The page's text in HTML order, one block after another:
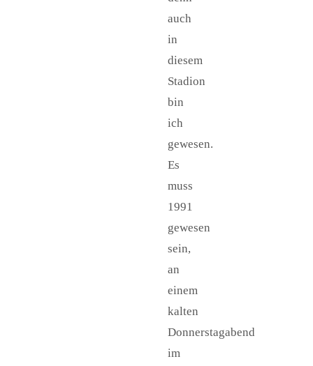
auch
in
diesem
Stadion
bin
ich
gewesen.
Es
muss
1991
gewesen
sein,
an
einem
kalten
Donnerstagabend
im